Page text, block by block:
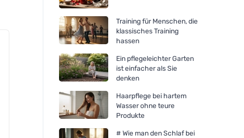
Training für Menschen, die
klassisches Training
hassen
Ein pflegeleichter Garten
ist einfacher als Sie
denken
Haarpflege bei hartem
Wasser ohne teure
Produkte
# Wie man den Schlaf bei